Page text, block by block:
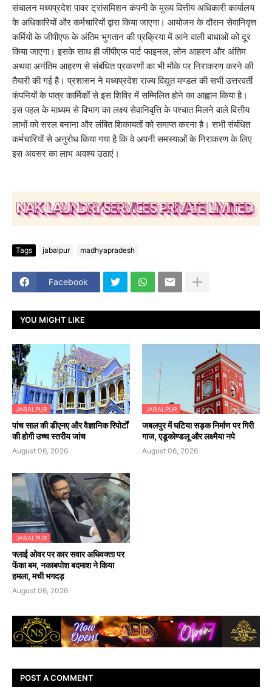
संचालन मध्यप्रदेश पावर ट्रांसमिशन कंपनी के मुख्य वित्तीय अधिकारी कार्यालय
के अधिकारियों और कर्मचारियों द्वारा किया जाएगा। आयोजन के दौरान सेवानिवृत्त
कर्मियों के जीपीएफ के अंतिम भुगतान की प्रक्रिया में आने वाली बाधाओं को दूर
किया जाएगा। इसके साथ ही जीपीएफ पार्ट फाइनल, लोन आहरण और अंतिम
अथवा अनंतिम आहरण से संबंधित प्रकरणों का भी मौके पर निराकरण करने की
तैयारी की गई है। प्रशासन ने मध्यप्रदेश राज्य विद्युत मण्डल की सभी उत्तरवर्ती
कंपनियों के पात्र कार्मिकों से इस शिविर में सम्मिलित होने का आह्वान किया है।
इस पहल के माध्यम से विभाग का लक्ष्य सेवानिवृत्ति के पश्चात मिलने वाले वित्तीय
लाभों को सरल बनाना और लंबित शिकायतों को समाप्त करना है। सभी संबंधित
कर्मचारियों से अनुरोध किया गया है कि वे अपनी समस्याओं के निराकरण के लिए
इस अवसर का लाभ अवश्य उठाएं।
Tags jabalpur madhyapradesh
Facebook
YOU MIGHT LIKE
JABALPUR
पांच साल की डीएनए और वैज्ञानिक रिपोर्टों
की होगी उच्च स्तरीय जांच
August 06, 2026
JABALPUR
जबलपुर में घटिया सड़क निर्माण पर गिरी
गाज, एडूकोण्डलू और लक्ष्मैया नपे
August 06, 2026
JABALPUR
फ्लाई ओवर पर कार सवार अधिवक्ता पर
फेंका बम, नकाबपोश बदमाश ने किया
हमला, मची भगदड़
August 06, 2026
POST A COMMENT